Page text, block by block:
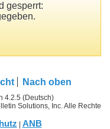
gesperrt:
Nach oben
4.2.5 (Deutsch)
Solutions, Inc. Alle Rechte
| ANB